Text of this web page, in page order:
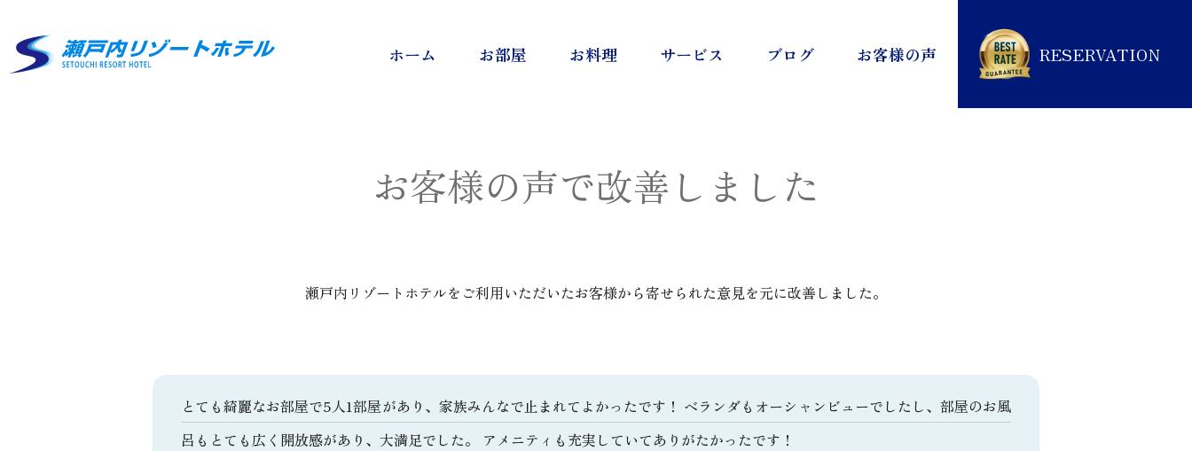
ホーム お部屋 お料理 サービス ブログ お客様の声 RESERVATION
お客様の声で改善しました
瀬戸内リゾートホテルをご利用いただいたお客様から寄せられた意見を元に改善しました。
とても綺麗なお部屋で5人1部屋があり、家族みんなで止まれてよかったです！ ベランダもオーシャンビューでしたし、部屋のお風
呂もとても広く開放感があり、大満足でした。 アメニティも充実していてありがたかったです！